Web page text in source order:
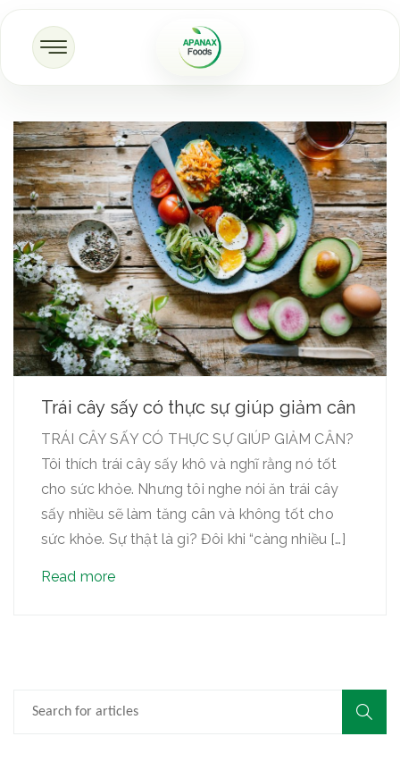
Trái cây sấy có thực sự giúp giảm cân
TRÁI CÂY SẤY CÓ THỰC SỰ GIÚP GIẢM CÂN?
Tôi thích trái cây sấy khô và nghĩ rằng nó tốt
cho sức khỏe. Nhưng tôi nghe nói ăn trái cây
sấy nhiều sẽ làm tăng cân và không tốt cho
sức khỏe. Sự thật là gì? Đôi khi “càng nhiều […]
Read more